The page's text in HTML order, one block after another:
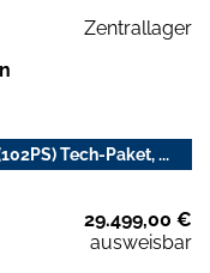
Zentrallager
Tech-Paket, ...
29.499,00 €
ausweisbar